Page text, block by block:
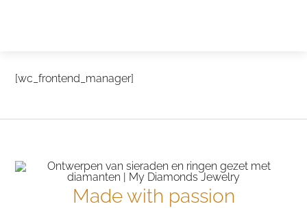
[wc_frontend_manager]
Made with passion